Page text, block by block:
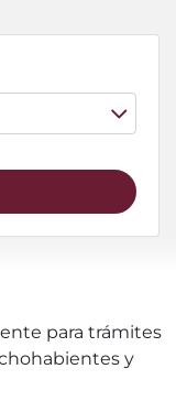
para trámites
y